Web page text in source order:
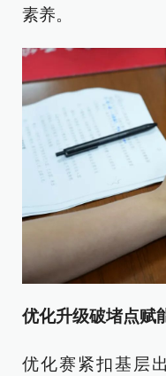
素养。
优化升级破堵点赋
优化赛紧扣基层